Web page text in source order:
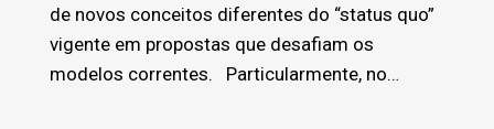
de novos conceitos diferentes do “status quo”
vigente em propostas que desafiam os
modelos correntes. Particularmente, no…